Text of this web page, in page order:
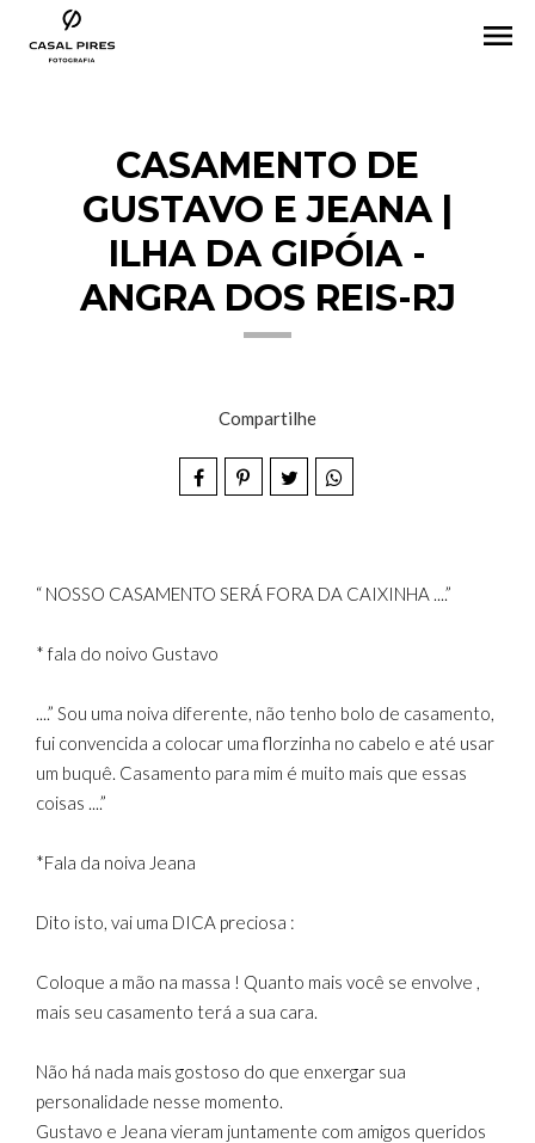
menu
CASAMENTO DE
GUSTAVO E JEANA |
ILHA DA GIPÓIA -
ANGRA DOS REIS-RJ
Compartilhe
“ NOSSO CASAMENTO SERÁ FORA DA CAIXINHA ....”
* fala do noivo Gustavo
....” Sou uma noiva diferente, não tenho bolo de casamento,
fui convencida a colocar uma florzinha no cabelo e até usar
um buquê. Casamento para mim é muito mais que essas
coisas ....”
*Fala da noiva Jeana
Dito isto, vai uma DICA preciosa :
Coloque a mão na massa ! Quanto mais você se envolve ,
mais seu casamento terá a sua cara.
Não há nada mais gostoso do que enxergar sua
personalidade nesse momento.
Gustavo e Jeana vieram juntamente com amigos queridos